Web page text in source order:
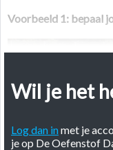
Voorbeeld 1: bepaal
Wil je het
Log dan inmet je
je op De Oefenstof